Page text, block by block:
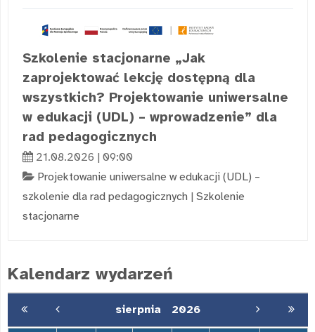
Szkolenie stacjonarne „Jak
zaprojektować lekcję dostępną dla
wszystkich? Projektowanie uniwersalne
w edukacji (UDL) – wprowadzenie” dla
rad pedagogicznych
21.08.2026 | 09:00
Projektowanie uniwersalne w edukacji (UDL) –
szkolenie dla rad pedagogicznych | Szkolenie
stacjonarne
Kalendarz wydarzeń
sierpnia 2026